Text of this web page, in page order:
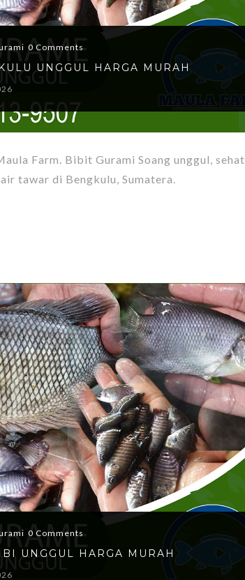
0 Comments
UNGGUL HARGA MURAH
Farm. Bibit Gurami Soang unggul,
tawar di Bengkulu, Sumatera.
0 Comments
UNGGUL HARGA MURAH